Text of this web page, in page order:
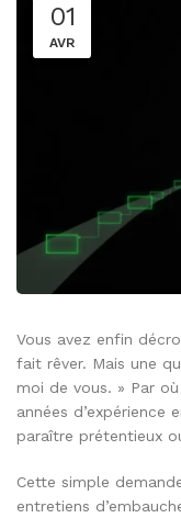
01
AVR
Vous avez enfin
fait rêver. Mais une
moi de vous. » Par
années d’expérience
paraître prétentieux
Cette simple
entretiens